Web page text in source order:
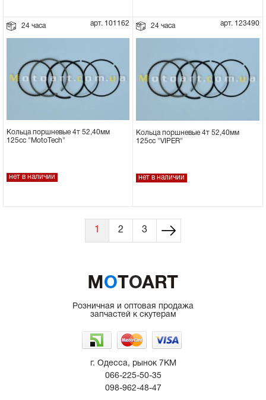
24 часа арт. 101162
Кольца поршневые 4т 52,40мм
125сс "MotoTech"
нет в наличии
24 часа арт. 123490
Кольца поршневые 4т 52,40мм
125сс "VIPER"
нет в наличии
2 3
Розничная и оптовая продажа
запчастей к скутерам
г. Одесса, рынок 7КМ
066-225-50-35
098-962-48-47